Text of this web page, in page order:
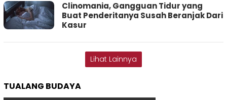
Clinomania, Gangguan Tidur yang
Buat Penderitanya Susah Beranjak Dari
Kasur
Lihat Lainnya
TUALANG BUDAYA